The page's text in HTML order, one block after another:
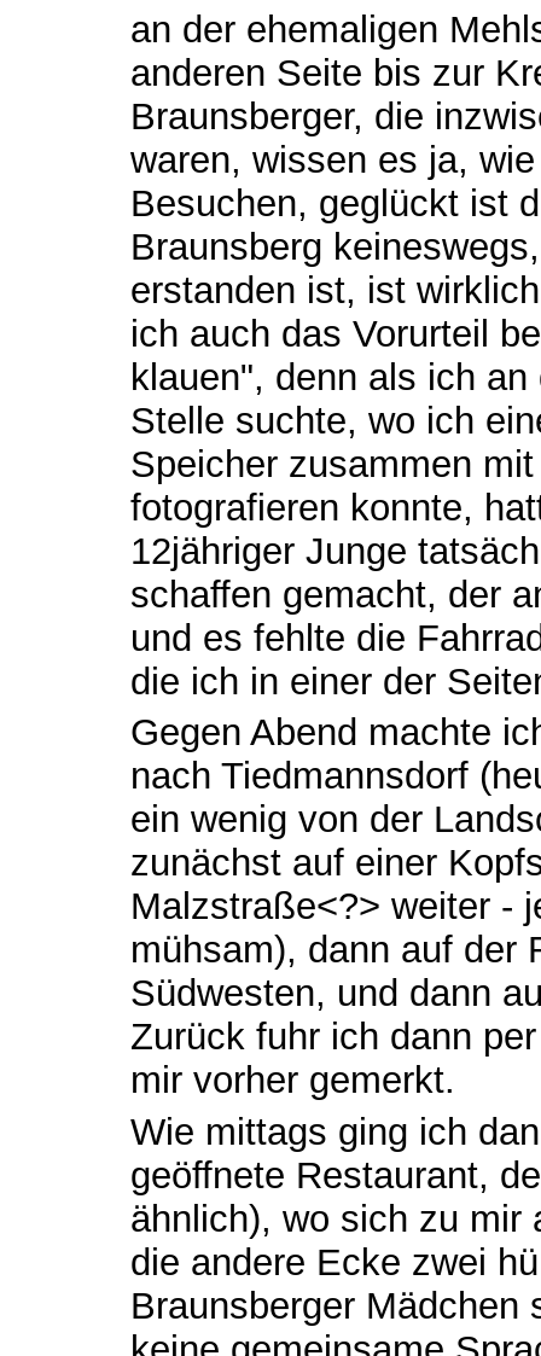
an der ehemaligen
anderen Seite bis zur
Braunsberger, die
waren, wissen es ja,
Besuchen, geglückt ist
Braunsberg
erstanden ist, ist
ich auch das Vorurteil
klauen", denn als ich
Stelle suchte, wo ich
Speicher zusammen
fotografieren konnte,
12jähriger Junge
schaffen gemacht, der
und es fehlte die
die ich in einer der
Gegen Abend machte
nach Tiedmannsdorf
ein wenig von der
zunächst auf einer
Malzstraße<?> weiter -
mühsam), dann auf der
Südwesten, und dann
Zurück fuhr ich dann
mir vorher gemerkt.
Wie mittags ging ich
geöffnete Restaurant,
ähnlich), wo sich zu mir
die andere Ecke zwei
Braunsberger Mädchen